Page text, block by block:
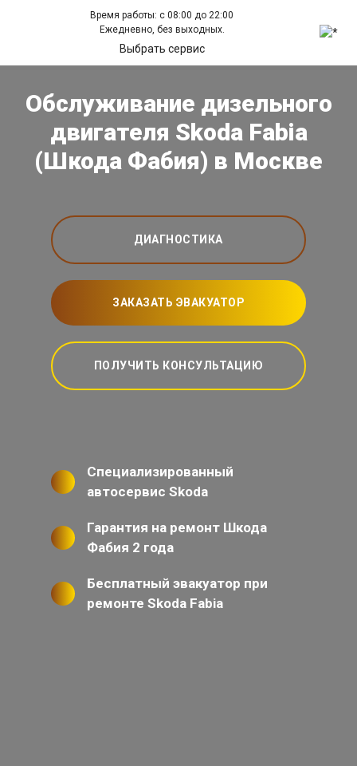
Время работы: с 08:00 до 22:00
Ежедневно, без выходных.
Выбрать сервис
Обслуживание дизельного
двигателя Skoda Fabia
(Шкода Фабия) в Москве
ДИАГНОСТИКА
ЗАКАЗАТЬ ЭВАКУАТОР
ПОЛУЧИТЬ КОНСУЛЬТАЦИЮ
Специализированный
автосервис Skoda
Гарантия на ремонт Шкода
Фабия 2 года
Бесплатный эвакуатор при
ремонте Skoda Fabia